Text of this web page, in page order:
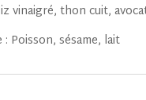
vinaigré, thon cuit,
Poisson, sésame, lait